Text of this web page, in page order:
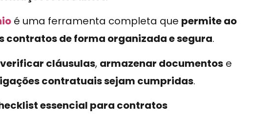
é uma ferramenta completa que permite ao
contratos de forma organizada e segura.
verificar cláusulas, armazenar documentos e
contratuais sejam cumpridas.
essencial para contratos